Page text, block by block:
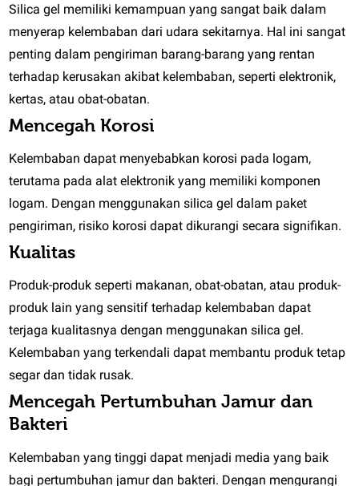
Silica gel memiliki kemampuan yang sangat baik dalam
menyerap kelembaban dari udara sekitarnya. Hal ini sangat
penting dalam pengiriman barang-barang yang rentan
terhadap kerusakan akibat kelembaban, seperti elektronik,
kertas, atau obat-obatan.
Mencegah Korosi
Kelembaban dapat menyebabkan korosi pada logam,
terutama pada alat elektronik yang memiliki komponen
logam. Dengan menggunakan silica gel dalam paket
pengiriman, risiko korosi dapat dikurangi secara signifikan.
Kualitas
Produk-produk seperti makanan, obat-obatan, atau produk-
produk lain yang sensitif terhadap kelembaban dapat
terjaga kualitasnya dengan menggunakan silica gel.
Kelembaban yang terkendali dapat membantu produk tetap
segar dan tidak rusak.
Mencegah Pertumbuhan Jamur dan
Bakteri
Kelembaban yang tinggi dapat menjadi media yang baik
bagi pertumbuhan jamur dan bakteri. Dengan mengurangi